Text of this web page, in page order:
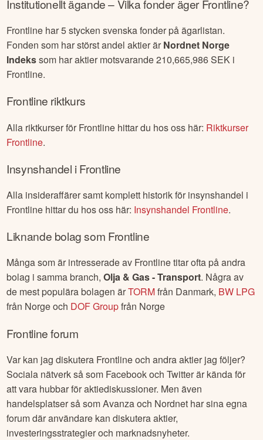
Institutionellt ägande – Vilka fonder ägerFrontline?
Frontline har5stycken svenska fonder på ägarlistan.
Fonden som har störst andel aktier är Nordnet Norge
Indekssom har aktier motsvarande210,665,986SEK i
Frontline.
Frontline riktkurs
Alla riktkurser för Frontline hittar du hos oss här: Riktkurser
Frontline.
Insynshandel iFrontline
Alla insideraffärer samt komplett historik för insynshandel i
Frontline hittar du hos oss här: Insynshandel Frontline.
Liknande bolag som Frontline
Många som är intresserade av Frontlinetitar ofta på andra
bolag i samma branch,Olja & Gas - Transport. Några av
de mest populära bolagen ärTORMfrån Danmark, BW LPG
från Norgeoch DOF Groupfrån Norge
Frontlineforum
Var kan jag diskutera Frontlineoch andra aktier jag följer?
Sociala nätverk så som Facebook och Twitter är kända för
att vara hubbar för aktiediskussioner. Men även
handelsplatser så som Avanza och Nordnet har sina egna
forum där användare kan diskutera aktier,
investeringsstrategier och marknadsnyheter.